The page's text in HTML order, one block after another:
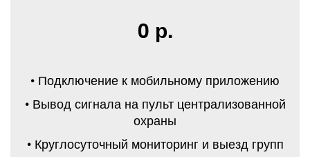
0 р.
• Подключение к мобильному приложению
• Вывод сигнала на пульт централизованной
охраны
• Круглосуточный мониторинг и выезд групп